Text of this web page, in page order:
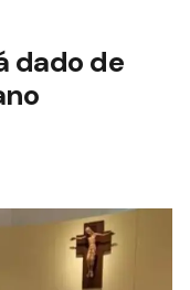
dado de